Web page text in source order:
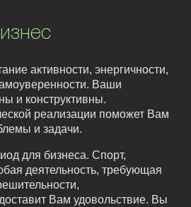
активности, энергичности,
Ваши
и конструктивны.
реализации поможет Вам
и задачи.
для бизнеса. Спорт,
деятельность, требующая
Вам удовольствие. Вы